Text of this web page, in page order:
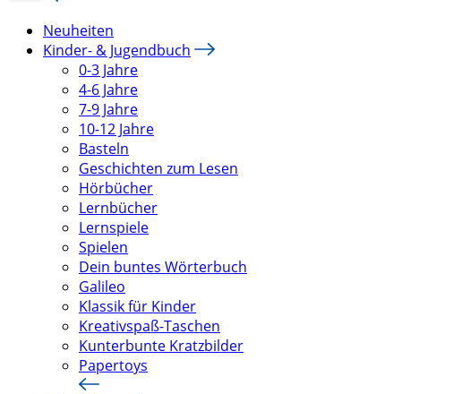
Neuheiten
Kinder- & Jugendbuch
0-3 Jahre
4-6 Jahre
7-9 Jahre
10-12 Jahre
Basteln
Geschichten zum Lesen
Hörbücher
Lernbücher
Lernspiele
Spielen
Dein buntes Wörterbuch
Galileo
Klassik für Kinder
Kreativspaß-Taschen
Kunterbunte Kratzbilder
Papertoys